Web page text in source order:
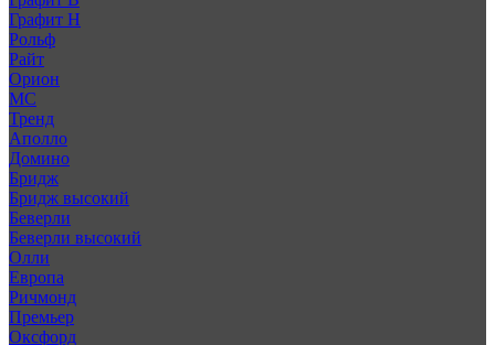
Графит Н
Рольф
Райт
Орион
МС
Тренд
Аполло
Домино
Бридж
Бридж высокий
Беверли
Беверли высокий
Олли
Европа
Ричмонд
Премьер
Оксфорд